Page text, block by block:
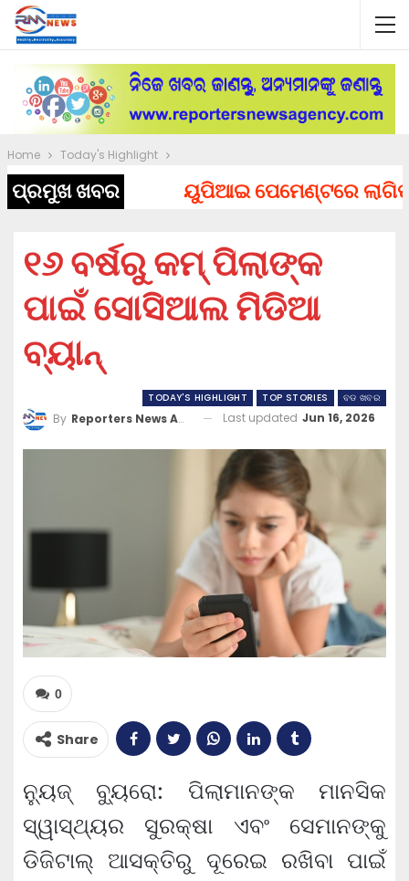
Home Today's Highlight
ପ୍ରମୁଖ ଖବର ୟୁପିଆଇ ପେମେଣ୍ଟରେ
୧୬ ବର୍ଷରୁ କମ୍ ପିଲାଙ୍କ
ପାଇଁ ସୋସିଆଲ ମିଡିଆ
ବ୍ୟାନ୍
TODAY'S HIGHLIGHT TOP STORIES ବଡ ଖବର
By Reporters News Agency Last updated Jun 16, 2026
0
Share
ନ୍ୟୁଜ୍ ବ୍ୟୁରୋ: ପିଲାମାନଙ୍କ ମାନସିକ
ସ୍ୱାସ୍ଥ୍ୟର ସୁରକ୍ଷା ଏବଂ ସେମାନଙ୍କୁ
ଡିଜିଟାଲ୍ ଆସକ୍ତିରୁ ଦୂରେଇ ରଖିବା ପାଇଁ